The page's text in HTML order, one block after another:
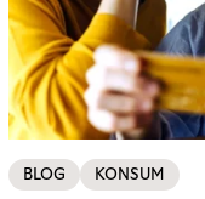
BLOG KONSUM